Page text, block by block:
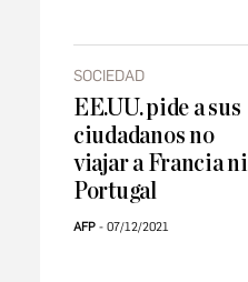
SOCIEDAD
EE.UU. pide a sus
ciudadanos no
viajar a Francia ni
Portugal
AFP 07/12/2021